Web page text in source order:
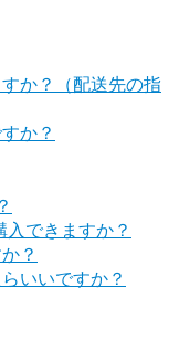
か？（配送先の指
か？
できますか？
？
いいですか？